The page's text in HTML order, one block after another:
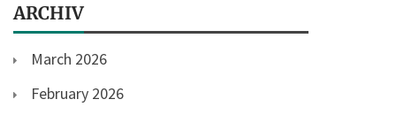
ARCHIV
March 2026
February 2026